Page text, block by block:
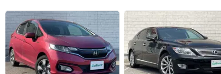
絵文字は投稿時に削除します 0文字/140文字
Captcha